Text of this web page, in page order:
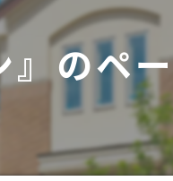
ビ
カビ
るカビ
トのカビ
のペ